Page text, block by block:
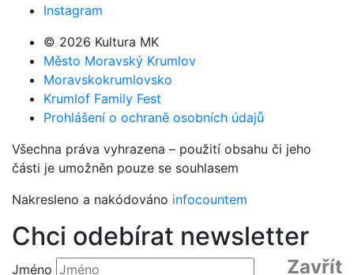
Instagram
© 2026 Kultura MK
Město Moravský Krumlov
Moravskokrumlovsko
Krumlof Family Fest
Prohlášení o ochraně osobních údajů
Všechna práva vyhrazena – použití obsahu či jeho
části je umožněn pouze se souhlasem
Nakresleno a nakódováno infocountem
Chci odebírat newsletter
Zavřít
Jméno